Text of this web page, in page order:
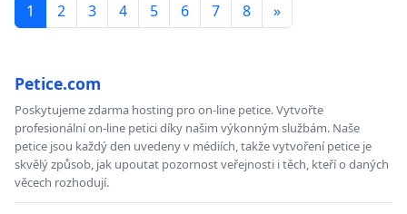
1 2 3 4 5 6 7 8 »
Petice.com
Poskytujeme zdarma hosting pro on-line petice. Vytvořte
profesionální on-line petici díky našim výkonným službám. Naše
petice jsou každý den uvedeny v médiích, takže vytvoření petice je
skvělý způsob, jak upoutat pozornost veřejnosti i těch, kteří o daných
věcech rozhodují.